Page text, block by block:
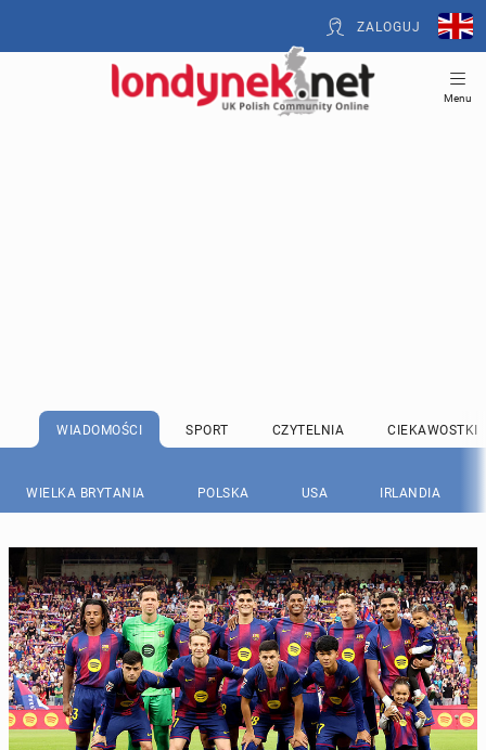
ZALOGUJ
Menu
WIADOMOŚCI SPORT CZYTELNIA CIEKAWOSTKI
WIELKA BRYTANIA POLSKA USA IRLANDIA